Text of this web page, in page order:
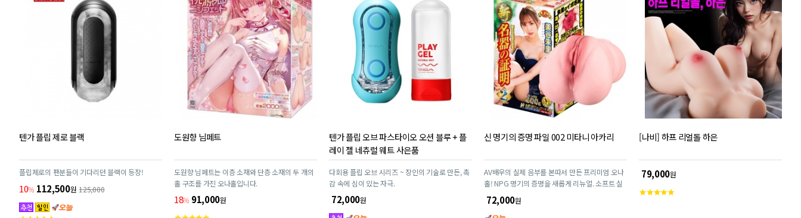
텐가 플립 제로 블랙
플립제로의 팬분들이 기다리던 블랙이 등장!
10% 112,500원 125,000
도원향 님페트
도원향 님페트는 이층 소재와 단층 소재의 두 개의
홀 구조를 가진 오나홀입니다.
18% 91,000원
텐가 플립 오브 파스타이오 오션 블루 + 플
레이 젤 네츄럴 웨트 사은품
다회용 플립 오브 시리즈 ~ 장인의 기술로 만든, 촉
감 속에 심이 있는 자극.
72,000원
신 명기의 증명 파일 002 미타니 아카리
AV배우의 실제 음부를 본따서 만든 프리미엄 오나
홀! NPG 명기의 증명을 새롭게 리뉴얼. 소프트 실
리콘의 800g 중량감이 리얼한 느낌을 줍니다.
72,000원
[나비] 하프 리얼돌 하은
79,000원
고